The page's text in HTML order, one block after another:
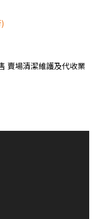
賣場清潔維護及代收業